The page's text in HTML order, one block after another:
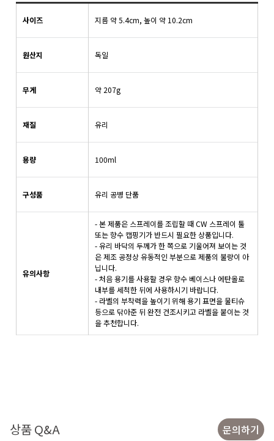
사이즈 지름 약 5.4cm, 높이 약 10.2cm
원산지 독일
무게 약 207g
재질 유리
용량 100ml
구성품 유리 공병 단품
유의사항
- 본 제품은 스프레이를 조립할 때 CW 스프레이 툴
또는 향수 캡핑기가 반드시 필요한 상품입니다.
- 유리 바닥의 두께가 한 쪽으로 기울어져 보이는 것
은 제조 공정상 유동적인 부분으로 제품의 불량이 아
닙니다.
- 처음 용기를 사용할 경우 향수 베이스나 에탄올로
내부를 세척한 뒤에 사용하시기 바랍니다.
- 라벨의 부착력을 높이기 위해 용기 표면을 물티슈
등으로 닦아준 뒤 완전 건조시키고 라벨을 붙이는 것
을 추천합니다.
상품 Q&A
문의하기